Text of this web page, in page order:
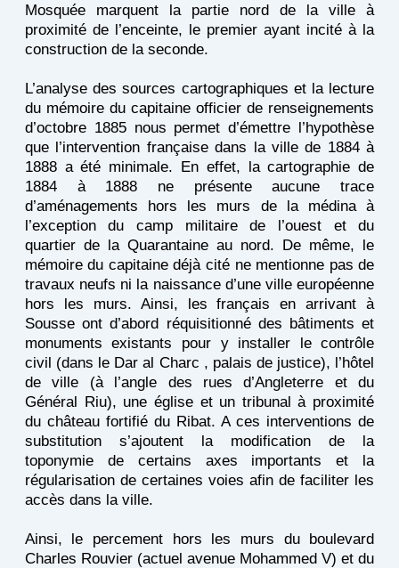
Mosquée marquent la partie nord de la ville à
proximité de l’enceinte, le premier ayant incité à la
construction de la seconde.
L’analyse des sources cartographiques et la lecture
du mémoire du capitaine officier de renseignements
d’octobre 1885 nous permet d’émettre l’hypothèse
que l’intervention française dans la ville de 1884 à
1888 a été minimale. En effet, la cartographie de
1884 à 1888 ne présente aucune trace
d’aménagements hors les murs de la médina à
l’exception du camp militaire de l’ouest et du
quartier de la Quarantaine au nord. De même, le
mémoire du capitaine déjà cité ne mentionne pas de
travaux neufs ni la naissance d’une ville européenne
hors les murs. Ainsi, les français en arrivant à
Sousse ont d’abord réquisitionné des bâtiments et
monuments existants pour y installer le contrôle
civil (dans le Dar al Charc , palais de justice), l’hôtel
de ville (à l’angle des rues d’Angleterre et du
Général Riu), une église et un tribunal à proximité
du château fortifié du Ribat. A ces interventions de
substitution s’ajoutent la modification de la
toponymie de certains axes importants et la
régularisation de certaines voies afin de faciliter les
accès dans la ville.
Ainsi, le percement hors les murs du boulevard
Charles Rouvier (actuel avenue Mohammed V) et du